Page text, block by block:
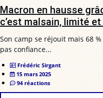
Macron en hausse
c’est malsain, limité
Son camp se réjouit mais 68
pas confiance...
Frédéric Sirgant
15 mars 2025
94 réactions